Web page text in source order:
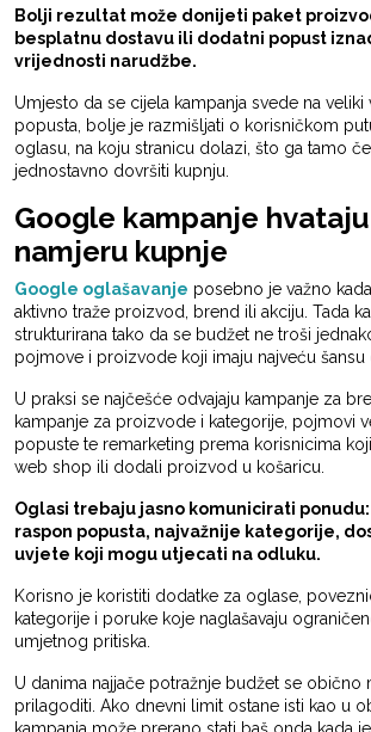
Bolji rezultat može donijeti paket
besplatnu dostavu ili dodatni popust
vrijednosti narudžbe.
Umjesto da se cijela kampanja svede na
popusta, bolje je razmišljati o korisničkom
oglasu, na koju stranicu dolazi, što ga tamo
jednostavno dovršiti kupnju.
Google kampanje
namjeru kupnje
Google oglašavanje posebno je važno
aktivno traže proizvod, brend ili akciju. Tada
strukturirana tako da se budžet ne troši
pojmove i proizvode koji imaju najveću šansu
U praksi se najčešće odvajaju kampanje za
kampanje za proizvode i kategorije, pojmovi
popuste te remarketing prema korisnicima
web shop ili dodali proizvod u košaricu.
Oglasi trebaju jasno komunicirati
raspon popusta, najvažnije kategorije,
uvjete koji mogu utjecati na odluku.
Korisno je koristiti dodatke za oglase,
kategorije i poruke koje naglašavaju
umjetnog pritiska.
U danima najjače potražnje budžet se obično
prilagoditi. Ako dnevni limit ostane isti kao u